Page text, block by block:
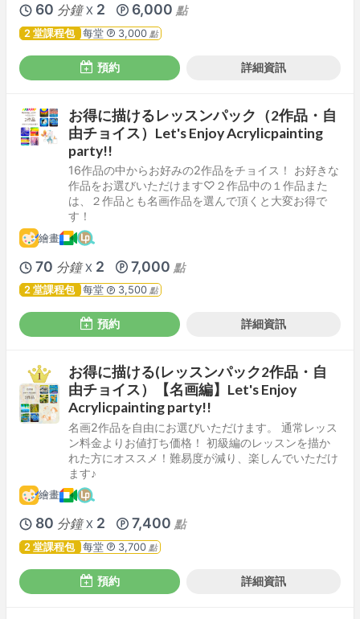
60 分鐘 X 2 6,000 點
2 堂課程包 每堂 3,000 點
預約 詳細資訊
お得に描けるレッスンパック（2作品・自
由チョイス）Let's Enjoy Acrylicpainting
party!!
16作品の中からお好みの2作品をチョイス！ お好きな
作品をお選びいただけます♡２作品中の１作品また
は、２作品とも名画作品を選んで頂くと大変お得で
す！
繪畫
70 分鐘 X 2 7,000 點
2 堂課程包 每堂 3,500 點
預約 詳細資訊
お得に描ける(レッスンパック2作品・自
由チョイス）【名画編】Let's Enjoy
Acrylicpainting party!!
名画2作品を自由にお選びいただけます。 通常レッス
ン料金よりお値打ち価格！ 初級編のレッスンを描か
れた方にオススメ！難易度が減り、楽しんでいただけ
ます♪
繪畫
80 分鐘 X 2 7,400 點
2 堂課程包 每堂 3,700 點
預約 詳細資訊